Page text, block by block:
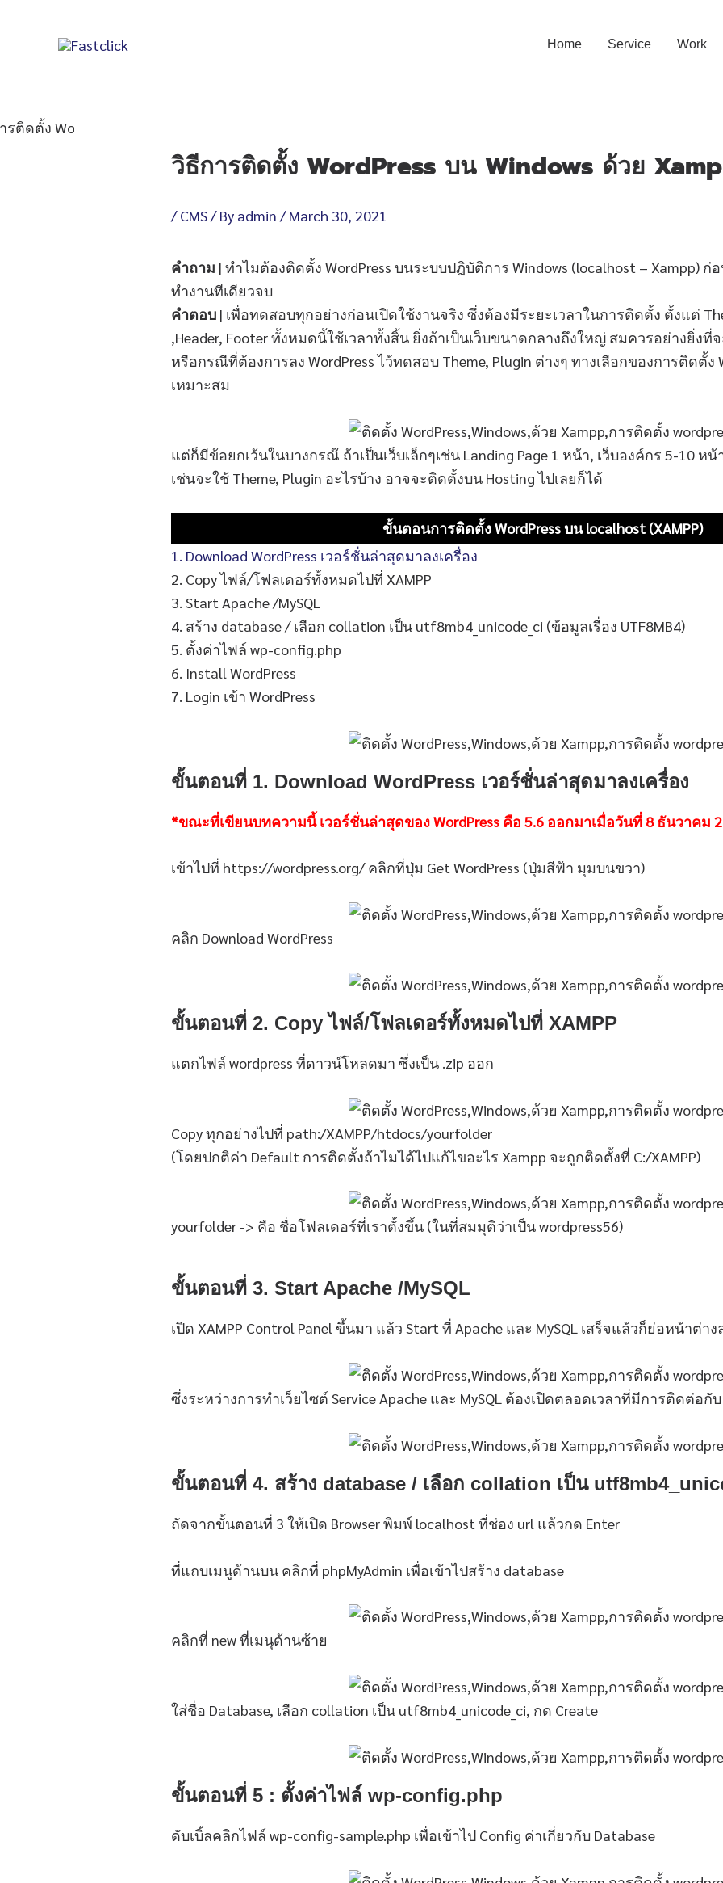
Home Service Work
วิธีการติดตั้ง WordPress บน Windows ด้วย
/CMS/ By admin/March 30, 2021
คำถาม | ทำไมต้องติดตั้ง WordPress บนระบบปฎิบัติการ Windows (localhost – Xampp) ก่
ทำงานทีเดียวจบ
คำตอบ | เพื่อทดสอบทุกอย่างก่อนเปิดใช้งานจริง ซึ่งต้องมีระยะเวลาในการติดตั้ง ตั้งแต่
,Header, Footer ทั้งหมดนี้ใช้เวลาทั้งสิ้น ยิ่งถ้าเป็นเว็บขนาดกลางถึงใหญ่ สมควรอย่างยิ่ง
หรือกรณีที่ต้องการลง WordPress ไว้ทดสอบ Theme, Plugin ต่างๆ ทางเลือกของการติดตั้ง
เหมาะสม
แต่ก็มีข้อยกเว้นในบางกรณ๊ ถ้าเป็นเว็บเล็กๆเช่น Landing Page 1 หน้า, เว็บองค์กร 5-10
เช่นจะใช้ Theme, Plugin อะไรบ้าง อาจจะติดตั้งบน Hosting ไปเลยก็ได้
ขั้นตอนการติดตั้ง WordPress บน localhost (XAMPP)
1. Download WordPress เวอร์ชั่นล่าสุดมาลงเครื่อง
2. Copy ไฟล์/โฟลเดอร์ทั้งหมดไปที่ XAMPP
3. Start Apache /MySQL
4. สร้าง database / เลือก collation เป็น utf8mb4_unicode_ci (ข้อมูลเรื่อง UTF8MB4)
5. ตั้งค่าไฟล์ wp-config.php
6. Install WordPress
7. Login เข้า WordPress
ขั้นตอนที่ 1. Download WordPress เวอร์ชั่นล่าสุดมาลงเครื่อง
*ขณะที่เขียนบทความนี้ เวอร์ชั่นล่าสุดของ WordPress คือ 5.6 ออกมาเมื่อวันที่ 8 ธันวาคม
เข้าไปที่ https://wordpress.org/ คลิกที่ปุ่ม Get WordPress (ปุ่มสีฟ้า มุมบนขวา)
คลิก Download WordPress
ขั้นตอนที่ 2. Copy ไฟล์/โฟลเดอร์ทั้งหมดไปที่ XAMPP
แตกไฟล์ wordpress ที่ดาวน์โหลดมา ซึ่งเป็น .zip ออก
Copy ทุกอย่างไปที่ path:/XAMPP/htdocs/yourfolder
(โดยปกติค่า Default การติดตั้งถ้าไมได้ไปแก้ไขอะไร Xampp จะถูกติดตั้งที่ C:/XAMPP)
yourfolder -> คือ ชื่อโฟลเดอร์ที่เราตั้งขึ้น (ในที่สมมุติว่าเป็น wordpress56)
ขั้นตอนที่ 3. Start Apache /MySQL
เปิด XAMPP Control Panel ขึ้นมา แล้ว Start ที่ Apache และ MySQL เสร็จแล้วก็ย่อหน้าต่า
ซึ่งระหว่างการทำเว็ยไซต์ Service Apache และ MySQL ต้องเปิดตลอดเวลาที่มีการติดต่อกั
ขั้นตอนที่ 4. สร้าง database / เลือก collation เป็น
ถัดจากขั้นตอนที่ 3 ให้เปิด Browser พิมพ์ localhost ที่ช่อง url แล้วกด Enter
ที่แถบเมนูด้านบน คลิกที่ phpMyAdmin เพื่อเข้าไปสร้าง database
คลิกที่ new ที่เมนุด้านซ้าย
ใส่ชื่อ Database, เลือก collation เป็น utf8mb4_unicode_ci, กด Create
ขั้นตอนที่ 5 : ตั้งค่าไฟล์ wp-config.php
ดับเบิ้ลคลิกไฟล์ wp-config-sample.php เพื่อเข้าไป Config ค่าเกี่ยวกับ Database
Post